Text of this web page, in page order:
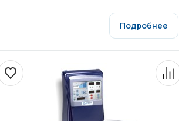
Подробнее